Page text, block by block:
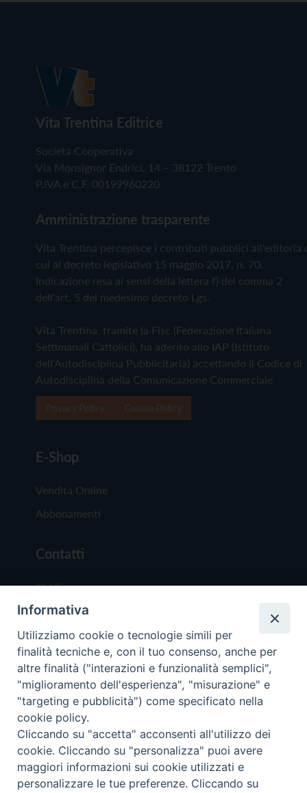
Vita Trentina Editrice
Società Cooperativa
Via Monsignor Endrici, 14 – 38122 Trento
P.IVA e C.F. 00199960220
Amministrazione trasparente
Vita Trentina percepisce i contributi pubblici all'editoria
cui al decreto legislativo 15 maggio 2017, n. 70.
Indicazione resa ai sensi della lettera f) del comma 2
dell'art. 5 del medesimo decreto Lgs.
Vita Trentina, tramite la Fisc (Federazione Italiana
Settimanali Cattolici), ha aderito allo IAP (Istituto
dell'Autodisciplina Pubblicitaria) accettando il Codice di
Autodisciplina della Comunicazione Commerciale
E-Shop
Vendita Online
Abbonamenti
Contatti
Chi Siamo
Redazione
Scrivici
Copyright © 2019 - Tutti i diritti riservati - Vita
Trentina Editrice
Privacy Policy
Informativa
Utilizziamo cookie o tecnologie simili per
finalità tecniche e, con il tuo consenso, anche per
altre finalità ("interazioni e funzionalità semplici",
"miglioramento dell'esperienza", "misurazione" e
"targeting e pubblicità") come specificato nella
cookie policy.
Cliccando su "accetta" acconsenti all'utilizzo dei
cookie. Cliccando su "personalizza" puoi avere
maggiori informazioni sui cookie utilizzati e
personalizzare le tue preferenze. Cliccando su